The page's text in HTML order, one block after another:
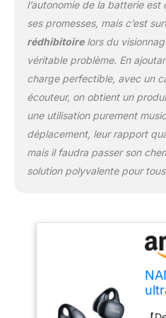
les
2.0
de
lors
l’autonomie de la batterie
ses promesses, mais c’est
rédhibitoirelors du
véritable problème. En
charge perfectible, avec un
écouteur, on obtient un
une utilisation purement
déplacement, leur rapport
mais il faudra passer son
solution polyvalente pour